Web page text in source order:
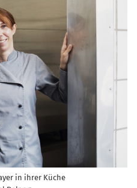
in ihrer Küche